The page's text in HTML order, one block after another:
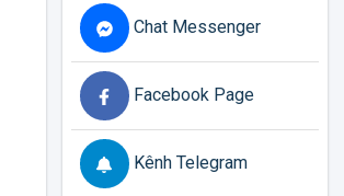
Chat Messenger
Facebook Page
Kênh Telegram